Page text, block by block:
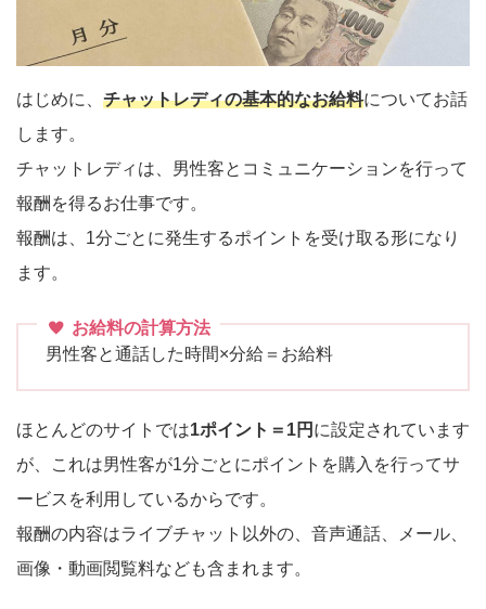
はじめに、 チャットレディの基本的なお給料についてお話
します。
チャットレディは、男性客とコミュニケーションを行って
報酬を得るお仕事です。
報酬は、1分ごとに発生するポイントを受け取る形になり
ます。
お給料の計算方法
男性客と通話した時間×分給＝お給料
ほとんどのサイトでは1ポイント＝1円 に設定されています
が、これは男性客が1分ごとにポイントを購入を行ってサ
ービスを利用しているからです。
報酬の内容はライブチャット以外の、音声通話、メール、
画像・動画閲覧料なども含まれます。